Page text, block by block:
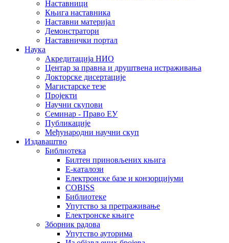
Наставници
Књига наставника
Наставни материјал
Демонстратори
Наставнички портал
Наука
Акредитација НИО
Центар за правна и друштвена истраживања
Докторске дисертације
Магистарске тезе
Пројекти
Научни скупови
Семинар - Право ЕУ
Публикације
Међународни научни скуп
Издаваштво
Библиотека
Билтен приновљених књига
Е-каталози
Електронске базе и конзорцијуми
COBISS
Библиотеке
Упутство за претраживање
Електронске књиге
Зборник радова
Упутство ауторима